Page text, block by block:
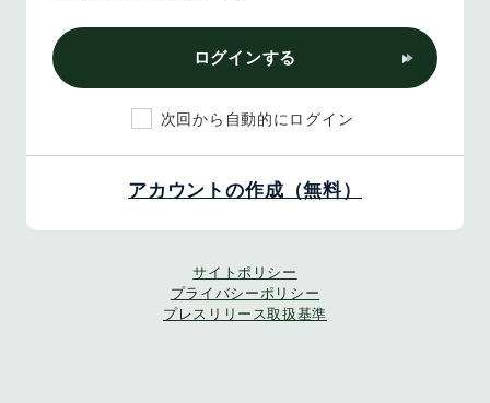
ログインする
次回から自動的にログイン
アカウントの作成（無料）
サイトポリシー
プライバシーポリシー
プレスリリース取扱基準